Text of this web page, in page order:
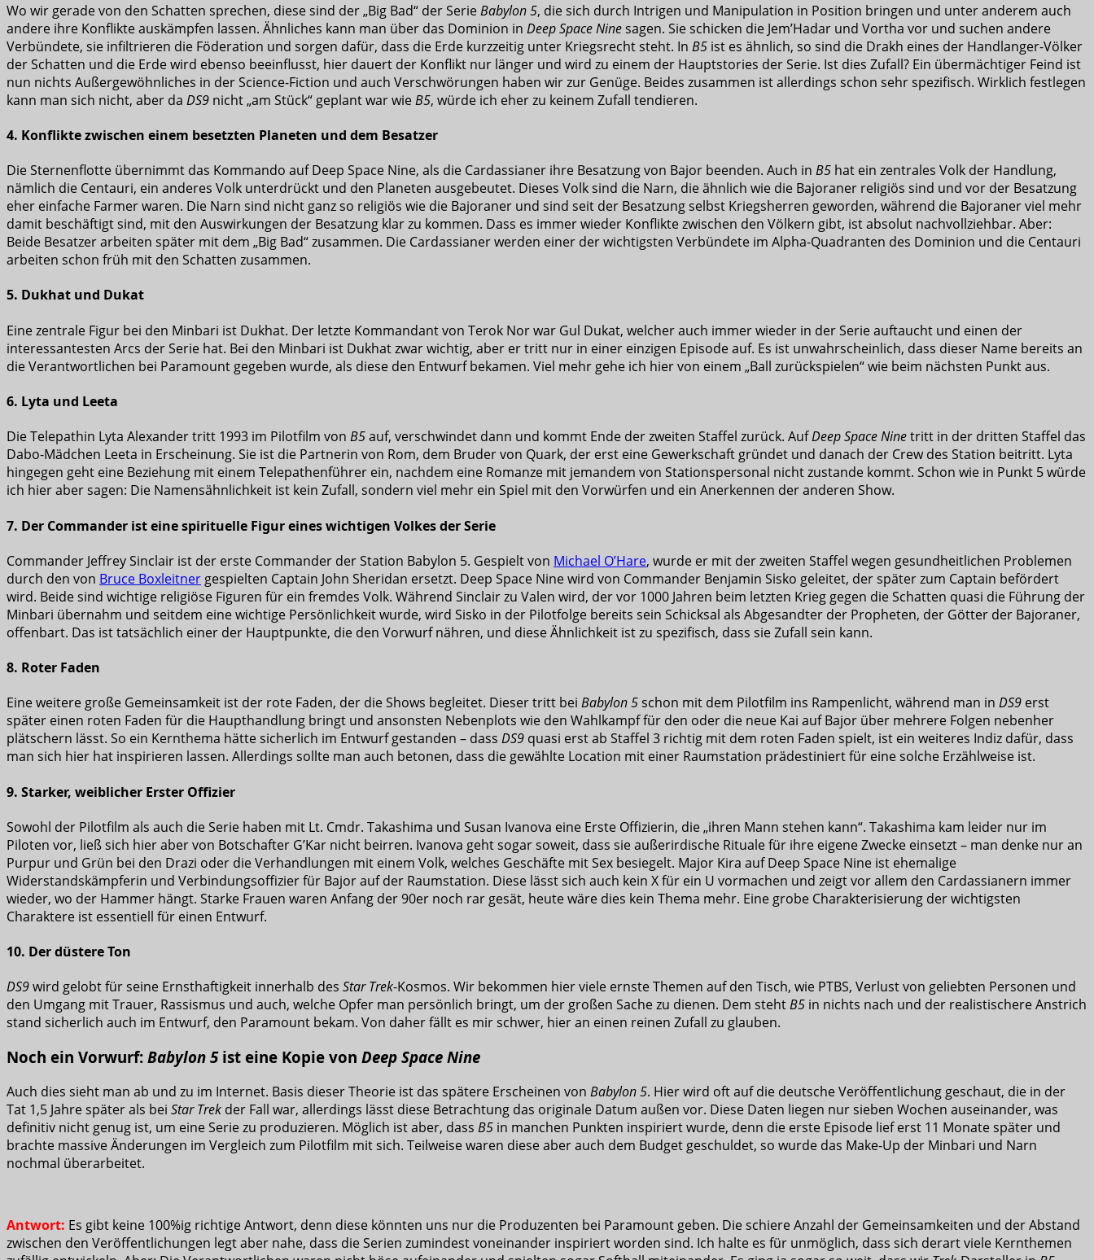
Wo wir gerade von den Schatten sprechen, diese sind der „Big Bad“ der SerieBabylon 5, die sich durch Intrigen und Manipulation in Position bringen und unter anderem auch
andere ihre Konflikte auskämpfen lassen. Ähnliches kann man über das Dominion in Deep Space Ninesagen. Sie schicken die Jem’Hadar und Vortha vor und suchen andere
Verbündete, sie infiltrieren die Föderation und sorgen dafür, dass die Erde kurzzeitig unter Kriegsrecht steht. In B5 ist es ähnlich, so sind die Drakh eines der Handlanger-Völker
der Schatten und die Erde wird ebenso beeinflusst, hier dauert der Konflikt nur länger und wird zu einem der Hauptstories der Serie. Ist dies Zufall? Ein übermächtiger Feind ist
nun nichts Außergewöhnliches in der Science-Fiction und auch Verschwörungen haben wir zur Genüge. Beides zusammen ist allerdings schon sehr spezifisch. Wirklich festlegen
kann man sich nicht, aber da DS9 nicht „am Stück“ geplant war wieB5, würde ich eher zu keinem Zufall tendieren.
4. Konflikte zwischen einem besetzten Planeten und dem Besatzer
Die Sternenflotte übernimmt das Kommando auf Deep Space Nine, als die Cardassianer ihre Besatzung von Bajor beenden. Auch in B5 hat ein zentrales Volk der Handlung,
nämlich die Centauri, ein anderes Volk unterdrückt und den Planeten ausgebeutet. Dieses Volk sind die Narn, die ähnlich wie die Bajoraner religiös sind und vor der Besatzung
eher einfache Farmer waren. Die Narn sind nicht ganz so religiös wie die Bajoraner und sind seit der Besatzung selbst Kriegsherren geworden, während die Bajoraner viel mehr
damit beschäftigt sind, mit den Auswirkungen der Besatzung klar zu kommen. Dass es immer wieder Konflikte zwischen den Völkern gibt, ist absolut nachvollziehbar. Aber:
Beide Besatzer arbeiten später mit dem „Big Bad“ zusammen. Die Cardassianer werden einer der wichtigsten Verbündete im Alpha-Quadranten des Dominion und die Centauri
arbeiten schon früh mit den Schatten zusammen.
5. Dukhat und Dukat
Eine zentrale Figur bei den Minbari ist Dukhat. Der letzte Kommandant von Terok Nor war Gul Dukat, welcher auch immer wieder in der Serie auftaucht und einen der
interessantesten Arcs der Serie hat. Bei den Minbari ist Dukhat zwar wichtig, aber er tritt nur in einer einzigen Episode auf. Es ist unwahrscheinlich, dass dieser Name bereits an
die Verantwortlichen bei Paramount gegeben wurde, als diese den Entwurf bekamen. Viel mehr gehe ich hier von einem „Ball zurückspielen“ wie beim nächsten Punkt aus.
6. Lyta und Leeta
Die Telepathin Lyta Alexander tritt 1993 im Pilotfilm von B5auf, verschwindet dann und kommt Ende der zweiten Staffel zurück. AufDeep Space Ninetritt in der dritten Staffel das
Dabo-Mädchen Leeta in Erscheinung. Sie ist die Partnerin von Rom, dem Bruder von Quark, der erst eine Gewerkschaft gründet und danach der Crew des Station beitritt. Lyta
hingegen geht eine Beziehung mit einem Telepathenführer ein, nachdem eine Romanze mit jemandem von Stationspersonal nicht zustande kommt. Schon wie in Punkt 5 würde
ich hier aber sagen: Die Namensähnlichkeit ist kein Zufall, sondern viel mehr ein Spiel mit den Vorwürfen und ein Anerkennen der anderen Show.
7. Der Commander ist eine spirituelle Figur eines wichtigen Volkes der Serie
Commander Jeffrey Sinclair ist der erste Commander der Station Babylon 5. Gespielt von Michael O’Hare, wurde er mit der zweiten Staffel wegen gesundheitlichen Problemen
durch den von Bruce Boxleitner gespielten Captain John Sheridan ersetzt. Deep Space Nine wird von Commander Benjamin Sisko geleitet, der später zum Captain befördert
wird. Beide sind wichtige religiöse Figuren für ein fremdes Volk. Während Sinclair zu Valen wird, der vor 1000 Jahren beim letzten Krieg gegen die Schatten quasi die Führung der
Minbari übernahm und seitdem eine wichtige Persönlichkeit wurde, wird Sisko in der Pilotfolge bereits sein Schicksal als Abgesandter der Propheten, der Götter der Bajoraner,
offenbart. Das ist tatsächlich einer der Hauptpunkte, die den Vorwurf nähren, und diese Ähnlichkeit ist zu spezifisch, dass sie Zufall sein kann.
8. Roter Faden
Eine weitere große Gemeinsamkeit ist der rote Faden, der die Shows begleitet. Dieser tritt bei Babylon 5schon mit dem Pilotfilm ins Rampenlicht, während man in DS9 erst
später einen roten Faden für die Haupthandlung bringt und ansonsten Nebenplots wie den Wahlkampf für den oder die neue Kai auf Bajor über mehrere Folgen nebenher
plätschern lässt. So ein Kernthema hätte sicherlich im Entwurf gestanden – dass DS9 quasi erst ab Staffel 3 richtig mit dem roten Faden spielt, ist ein weiteres Indiz dafür, dass
man sich hier hat inspirieren lassen. Allerdings sollte man auch betonen, dass die gewählte Location mit einer Raumstation prädestiniert für eine solche Erzählweise ist.
9. Starker, weiblicher Erster Offizier
Sowohl der Pilotfilm als auch die Serie haben mit Lt. Cmdr. Takashima und Susan Ivanova eine Erste Offizierin, die „ihren Mann stehen kann“. Takashima kam leider nur im
Piloten vor, ließ sich hier aber von Botschafter G’Kar nicht beirren. Ivanova geht sogar soweit, dass sie außerirdische Rituale für ihre eigene Zwecke einsetzt – man denke nur an
Purpur und Grün bei den Drazi oder die Verhandlungen mit einem Volk, welches Geschäfte mit Sex besiegelt. Major Kira auf Deep Space Nine ist ehemalige
Widerstandskämpferin und Verbindungsoffizier für Bajor auf der Raumstation. Diese lässt sich auch kein X für ein U vormachen und zeigt vor allem den Cardassianern immer
wieder, wo der Hammer hängt. Starke Frauen waren Anfang der 90er noch rar gesät, heute wäre dies kein Thema mehr. Eine grobe Charakterisierung der wichtigsten
Charaktere ist essentiell für einen Entwurf.
10. Der düstere Ton
DS9wird gelobt für seine Ernsthaftigkeit innerhalb des Star Trek-Kosmos. Wir bekommen hier viele ernste Themen auf den Tisch, wie PTBS, Verlust von geliebten Personen und
den Umgang mit Trauer, Rassismus und auch, welche Opfer man persönlich bringt, um der großen Sache zu dienen. Dem stehtB5 in nichts nach und der realistischere Anstrich
stand sicherlich auch im Entwurf, den Paramount bekam. Von daher fällt es mir schwer, hier an einen reinen Zufall zu glauben.
Noch ein Vorwurf: Babylon 5ist eine Kopie von Deep Space Nine
Auch dies sieht man ab und zu im Internet. Basis dieser Theorie ist das spätere Erscheinen von Babylon 5. Hier wird oft auf die deutsche Veröffentlichung geschaut, die in der
Tat 1,5 Jahre später als bei Star Trek der Fall war, allerdings lässt diese Betrachtung das originale Datum außen vor. Diese Daten liegen nur sieben Wochen auseinander, was
definitiv nicht genug ist, um eine Serie zu produzieren. Möglich ist aber, dass B5 in manchen Punkten inspiriert wurde, denn die erste Episode lief erst 11 Monate später und
brachte massive Änderungen im Vergleich zum Pilotfilm mit sich. Teilweise waren diese aber auch dem Budget geschuldet, so wurde das Make-Up der Minbari und Narn
nochmal überarbeitet.
Antwort: Es gibt keine 100%ig richtige Antwort, denn diese könnten uns nur die Produzenten bei Paramount geben. Die schiere Anzahl der Gemeinsamkeiten und der Abstand
zwischen den Veröffentlichungen legt aber nahe, dass die Serien zumindest voneinander inspiriert worden sind. Ich halte es für unmöglich, dass sich derart viele Kernthemen